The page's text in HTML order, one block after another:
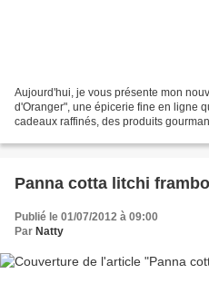
Aujourd'hui, je vous présente mon
d'Oranger", une épicerie fine en ligne
cadeaux raffinés, des produits
Panna cotta litchi
Publié le 01/07/2012 à 09:00
Par Natty